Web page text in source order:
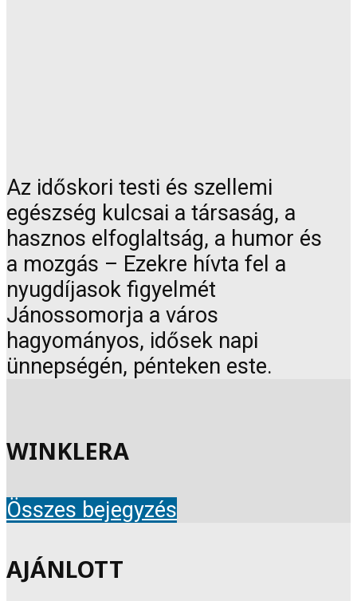
Az időskori testi és szellemi
egészség kulcsai a társaság, a
hasznos elfoglaltság, a humor és
a mozgás – Ezekre hívta fel a
nyugdíjasok figyelmét
Jánossomorja a város
hagyományos, idősek napi
ünnepségén, pénteken este.
WINKLERA
Összes bejegyzés
AJÁNLOTT